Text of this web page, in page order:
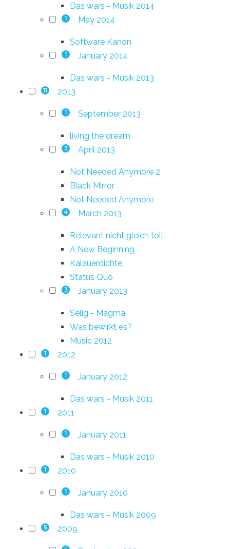
Das wars - Musik 2014
1 May 2014
Software Kanon
1 January 2014
Das wars - Musik 2013
11 2013
1 September 2013
living the dream
3 April 2013
Not Needed Anymore 2
Black Mirror
Not Needed Anymore
4 March 2013
Relevant nicht gleich toll
A New Beginning
Kalauerdichte
Status Quo
3 January 2013
Selig - Magma
Was bewirkt es?
Music 2012
1 2012
1 January 2012
Das wars - Musik 2011
1 2011
1 January 2011
Das wars - Musik 2010
1 2010
1 January 2010
Das wars - Musik 2009
5 2009